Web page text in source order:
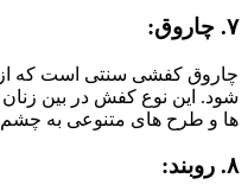
۷. چاروق:
چاروق کفشی سنتی است که
شود. این نوع کفش در بین
ها و طرح های متنوعی به
۸. روبند: